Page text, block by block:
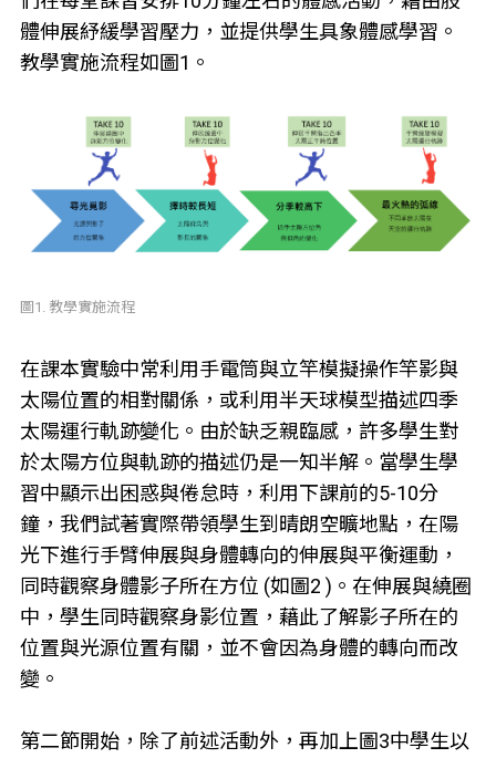
體伸展紓緩學習壓力，並提供學生具象體感學習。
教學實施流程如圖1。
圖1. 教學實施流程
在課本實驗中常利用手電筒與立竿模擬操作竿影與
太陽位置的相對關係，或利用半天球模型描述四季
太陽運行軌跡變化。由於缺乏親臨感，許多學生對
於太陽方位與軌跡的描述仍是一知半解。當學生學
習中顯示出困惑與倦怠時，利用下課前的5-10分
鐘，我們試著實際帶領學生到晴朗空曠地點，在陽
光下進行手臂伸展與身體轉向的伸展與平衡運動，
同時觀察身體影子所在方位 (如圖2 )。在伸展與繞圈
中，學生同時觀察身影位置，藉此了解影子所在的
位置與光源位置有關，並不會因為身體的轉向而改
變。
第二節開始，除了前述活動外，再加上圖3中學生以